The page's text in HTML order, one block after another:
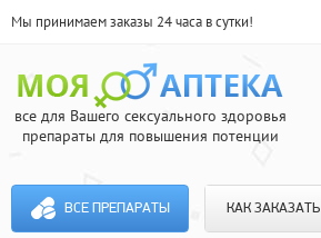
Мы принимаем заказы 24 часа в сутки!
все для Вашего сексуального здоровья
препараты для повышения потенции
ВСЕ ПРЕПАРАТЫ КАК ЗАКАЗАТЬ